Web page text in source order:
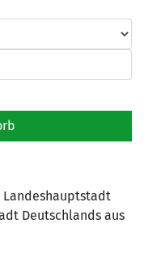
Deutschlands aus